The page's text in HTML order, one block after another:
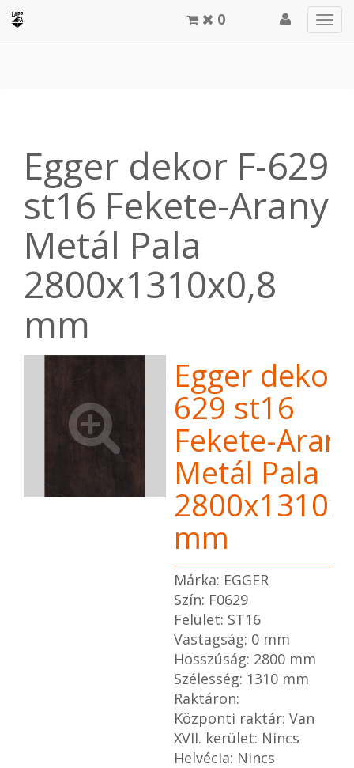
0
Egger dekor F-629
st16 Fekete-Arany
Metál Pala
2800x1310x0,8
mm
Egger dekor
629 st16
Fekete-
Metál Pala
mm
Márka: EGGER
Szín: F0629
Felület: ST16
Vastagság: 0 mm
Hosszúság: 2800 mm
Szélesség: 1310 mm
Raktáron:
Központi raktár: Van
XVII. kerület: Nincs
Helvécia: Nincs